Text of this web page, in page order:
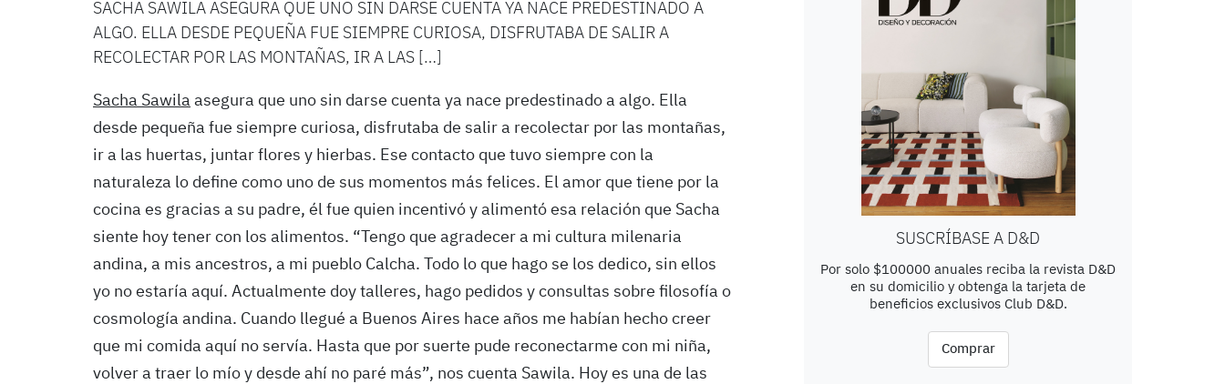
SACHA SAWILA ASEGURA QUE UNO SIN DARSE CUENTA YA NACE PREDESTINADO A
ALGO. ELLA DESDE PEQUEÑA FUE SIEMPRE CURIOSA, DISFRUTABA DE SALIR A
RECOLECTAR POR LAS MONTAÑAS, IR A LAS […]
Sacha Sawila asegura que uno sin darse cuenta ya nace predestinado a algo. Ella
desde pequeña fue siempre curiosa, disfrutaba de salir a recolectar por las montañas,
ir a las huertas, juntar flores y hierbas. Ese contacto que tuvo siempre con la
naturaleza lo define como uno de sus momentos más felices. El amor que tiene por la
cocina es gracias a su padre, él fue quien incentivó y alimentó esa relación que Sacha
siente hoy tener con los alimentos. “Tengo que agradecer a mi cultura milenaria
andina, a mis ancestros, a mi pueblo Calcha. Todo lo que hago se los dedico, sin ellos
yo no estaría aquí. Actualmente doy talleres, hago pedidos y consultas sobre filosofía o
cosmología andina. Cuando llegué a Buenos Aires hace años me habían hecho creer
que mi comida aquí no servía. Hasta que por suerte pude reconectarme con mi niña,
volver a traer lo mío y desde ahí no paré más”, nos cuenta Sawila. Hoy es una de las
SUSCRÍBASE A D&D
Por solo $100000 anuales reciba la revista D&D
en su domicilio y obtenga la tarjeta de
beneficios exclusivos Club D&D.
Comprar